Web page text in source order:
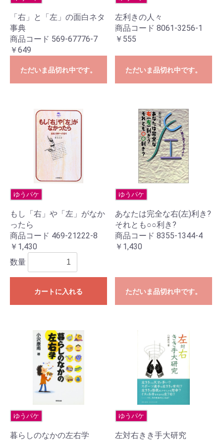
「右」と「左」の面白ネタ
事典
商品コード 569-67776-7
￥649
ただいま品切れ中です。
左利きの人々
商品コード 8061-3256-1
￥555
ただいま品切れ中です。
ゆうパケ
もし「右」や「左」がなか
ったら
商品コード 469-21222-8
￥1,430
数量
カートに入れる
ゆうパケ
あなたは完全な右(左)利き?
それとも○○利き?
商品コード 8355-1344-4
￥1,430
ただいま品切れ中です。
ゆうパケ
暮らしのなかの左右学
ゆうパケ
左対右きき手大研究